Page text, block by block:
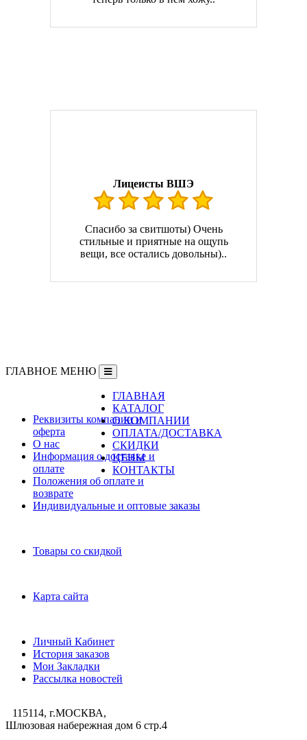
Лицеисты ВШЭ
Спасибо за свитшоты) Очень
стильные и приятные на ощупь
вещи, все остались довольны)..
ГЛАВНОЕ МЕНЮ
ГЛАВНАЯ
КАТАЛОГ
О КОМПАНИИ
ОПЛАТА/ДОСТАВКА
СКИДКИ
ЦЕНЫ
КОНТАКТЫ
Реквизиты компании и
оферта
О нас
Информация о доставке и
оплате
Положения об оплате и
возврате
Индивидуальные и оптовые заказы
Товары со скидкой
Карта сайта
Личный Кабинет
История заказов
Мои Закладки
Рассылка новостей
115114, г.МОСКВА,
Шлюзовая набережная дом 6 стр.4